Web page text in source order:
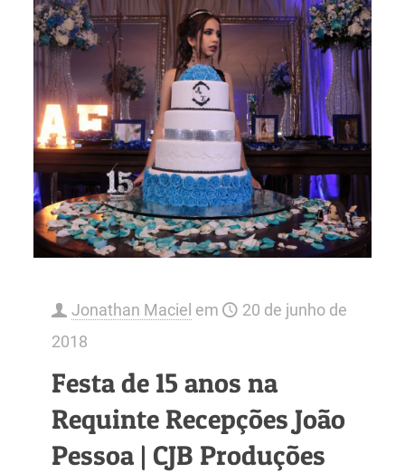
Jonathan Maciel em
20 de junho de
2018
Festa de 15 anos na
Requinte Recepções João
Pessoa | CJB Produções